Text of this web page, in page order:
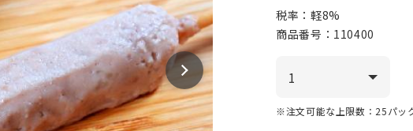
税率：軽8%
商品番号： 110400
※注文可能な上限数：25パッ